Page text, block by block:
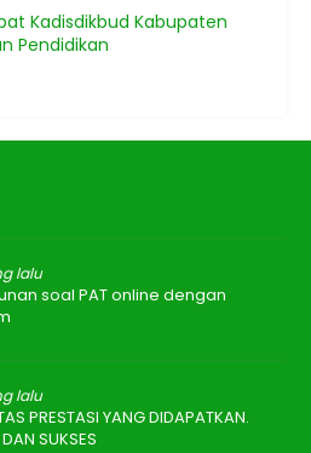
Kadisdikbud Kabupaten
Pendidikan
lalu
soal PAT online dengan
lalu
PRESTASI YANG DIDAPATKAN.
SUKSES